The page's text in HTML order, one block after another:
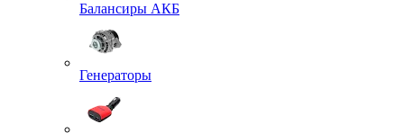
Балансиры АКБ
Генераторы